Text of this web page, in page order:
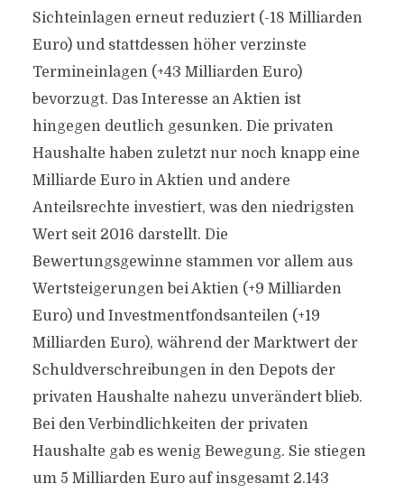
Sichteinlagen erneut reduziert (-18 Milliarden
Euro) und stattdessen höher verzinste
Termineinlagen (+43 Milliarden Euro)
bevorzugt. Das Interesse an Aktien ist
hingegen deutlich gesunken. Die privaten
Haushalte haben zuletzt nur noch knapp eine
Milliarde Euro in Aktien und andere
Anteilsrechte investiert, was den niedrigsten
Wert seit 2016 darstellt. Die
Bewertungsgewinne stammen vor allem aus
Wertsteigerungen bei Aktien (+9 Milliarden
Euro) und Investmentfondsanteilen (+19
Milliarden Euro), während der Marktwert der
Schuldverschreibungen in den Depots der
privaten Haushalte nahezu unverändert blieb.
Bei den Verbindlichkeiten der privaten
Haushalte gab es wenig Bewegung. Sie stiegen
um 5 Milliarden Euro auf insgesamt 2.143